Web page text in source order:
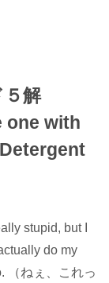
５解
one with
stupid, but I
do my
（ねぇ、これっ